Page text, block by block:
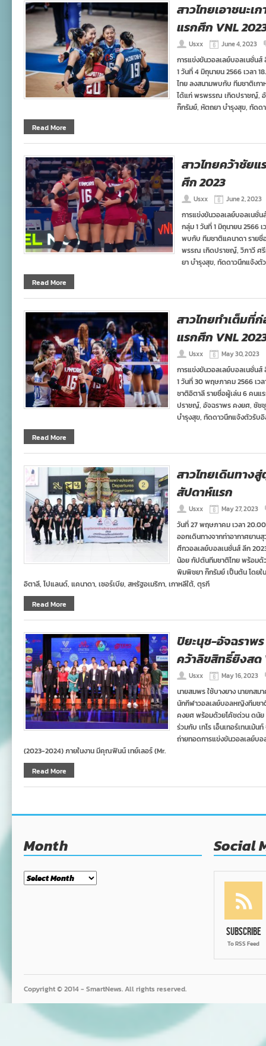
สาวไทยเอาชนะเ
แรกศึก VNL
Usxx June 4, 2023
การแข่งขันวอลเลย์บอลเนชั่น
1 วันที่ 4 มิถุนายน 2566 เวลา
ไทย ลงสนามพบกับ ทีมชาติเก
ได้แก่ พรพรรณ เกิดปราชญ์,
ก๊กรัมย์, หัตถยา บำรุงสุข, ทัดด
Read More
สาวไทยคว้าชัยแ
ศึก 2023
Usxx June 2, 2023
การแข่งขันวอลเลย์บอลเนชั่
กลุ่ม 1 วันที่ 1 มิถุนายน 2566
พบกับ ทีมชาติแคนาดา รายชื่
พรรณ เกิดปราชญ์, วิภาวี ศ
ยา บำรุงสุข, ทัดดาวนึกแจ้งตั
Read More
สาวไทยทำเต็มที่
แรกศึก VNL
Usxx May 30, 2023
การแข่งขันวอลเลย์บอลเนชั่น
1 วันที่ 30 พฤษภาคม 2566 เว
ชาติอิตาลี รายชื่อผู้เล่น 6 คน
ปราชญ์, อัจฉราพร คงยศ, ชัช
บำรุงสุข, ทัดดาวนึกแจ้งตัวรับ
Read More
สาวไทยเดินทาง
สัปดาห์แรก
Usxx May 27, 2023
วันที่ 27 พฤษภาคม เวลา
ออกเดินทางจากท่าอากาศยาน
ศึกวอลเลย์บอลเนชั่นส์ ลีก
น้อย กัปตันทีมชาติไทย พร้อม
พิมพิชยา ก๊กรัมย์ เป็นต้น โดยใ
อิตาลี, โปแลนด์, แคนาดา, เซอร์เบีย, สหรัฐอเมริกา, เกาหลีใต้, ตุรกี
Read More
ปิยะนุช-อัจฉราพร
คว้าลิขสิทธิ์ยิงสด
Usxx May 16, 2023
นายสมพร ใช้บางยาง นายกสม
นักกีฬาวอลเลย์บอลหญิงทีมชา
คงยศ พร้อมด้วยโค้ชด่วน ดนัย
ร่วมกับ เทโร เอ็นเทอร์เทนเ
ถ่ายทอดการแข่งขันวอลเลย์บอ
(2023-2024) ภายในงาน มีคุณฟินน์ เทย์เลอร์ (Mr.
Read More
Month
Month
Social
Subscribe
To RSS Feed
Copyright © 2014 - SmartNews. All rights reserved.